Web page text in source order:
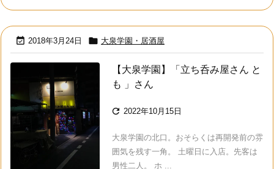
 2018年3月24日  大泉学園・居酒屋
【大泉学園】「立ち呑み屋さん と
も 」さん
 2022年10月15日
大泉学園の北口。おそらくは再開発前の雰
囲気を残す一角。 土曜日に入店。先客は
男性二人。 ホ ...